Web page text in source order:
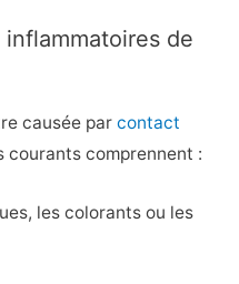
de
causée par contact
courants comprennent :
les colorants ou les